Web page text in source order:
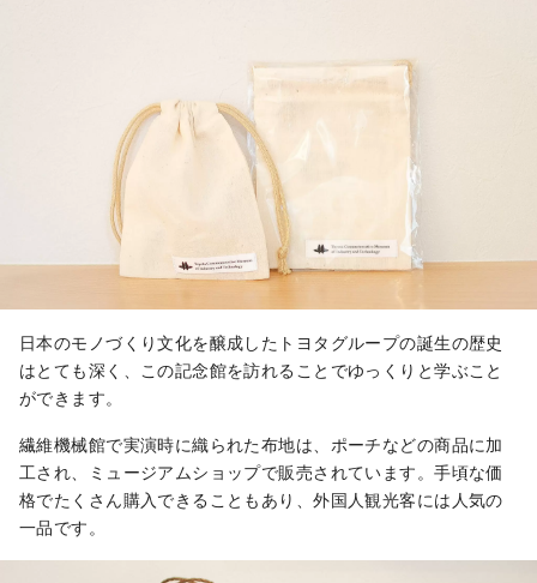
日本のモノづくり文化を醸成したトヨタグループの誕生の歴史
はとても深く、この記念館を訪れることでゆっくりと学ぶこと
ができます。
繊維機械館で実演時に織られた布地は、ポーチなどの商品に加
工され、ミュージアムショップで販売されています。手頃な価
格でたくさん購入できることもあり、外国人観光客には人気の
一品です。